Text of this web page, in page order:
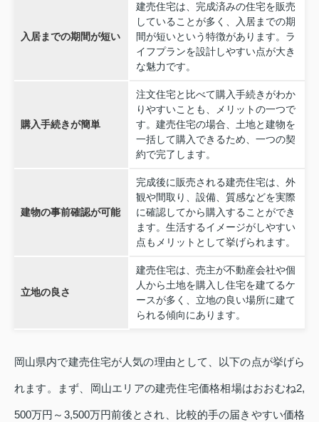
入居までの期間が短い
建売住宅は、完成済みの住宅を販売
していることが多く、入居までの期
間が短いという特徴があります。ラ
イフプランを設計しやすい点が大き
な魅力です。
購入手続きが簡単
注文住宅と比べて購入手続きがわか
りやすいことも、メリットの一つで
す。建売住宅の場合、土地と建物を
一括して購入できるため、一つの契
約で完了します。
建物の事前確認が可能
完成後に販売される建売住宅は、外
観や間取り、設備、質感などを実際
に確認してから購入することができ
ます。生活するイメージがしやすい
点もメリットとして挙げられます。
立地の良さ
建売住宅は、売主が不動産会社や個
人から土地を購入し住宅を建てるケ
ースが多く、立地の良い場所に建て
られる傾向にあります。
岡山県内で建売住宅が人気の理由として、以下の点が挙げら
れます。まず、岡山エリアの建売住宅価格相場はおおむね2,
500万円～3,500万円前後とされ、比較的手の届きやすい価格